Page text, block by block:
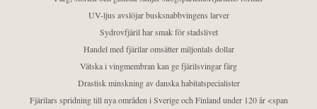
UV-ljus avslöjar busksnabbvingens larver
Sydrovfjäril har smak för stadslivet
Handel med fjärilar omsätter miljontals dollar
Vätska i vingmembran kan ge fjärilsvingar färg
Drastisk minskning av danska habitatspecialister
Fjärilars spridning till nya områden i Sverige och Finland under 120 år <span